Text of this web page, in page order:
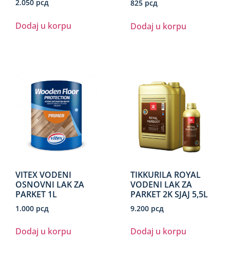
2.050 рсд
Dodaj u korpu
825 рсд
Dodaj u korpu
VITEX VODENI
OSNOVNI LAK ZA
PARKET 1L
1.000 рсд
Dodaj u korpu
TIKKURILA ROYAL
VODENI LAK ZA
PARKET 2K SJAJ 5,5L
9.200 рсд
Dodaj u korpu